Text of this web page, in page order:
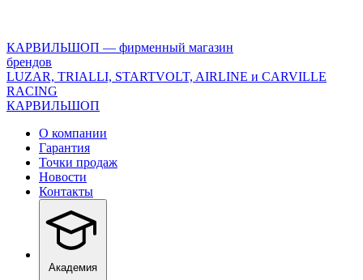
version="1.0"
encoding="utf-
8"?
>
КАРВИЛЬШОП — фирменный магазин
брендов
LUZAR, TRIALLI, STARTVOLT, AIRLINE и CARVILLE
RACING
КАРВИЛЬШОП
О компании
Гарантия
Точки продаж
Новости
Контакты
Академия